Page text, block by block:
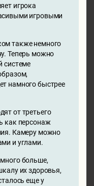
игрока
игровыми
также немного
Теперь можно
системе
намного быстрее
от третьего
как персонаж
Камеру можно
и углами.
больше,
их здоровья,
еще у